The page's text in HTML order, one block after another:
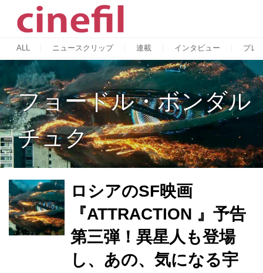
ALL ニュースクリップ 連載 インタビュー プレ
フョードル・ボンダル
チュク
ロシアのSF映画
『ATTRACTION 』予告
第三弾！異星人も登場
し、あの、気になる宇